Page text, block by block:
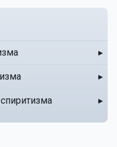
▸
▸
▸